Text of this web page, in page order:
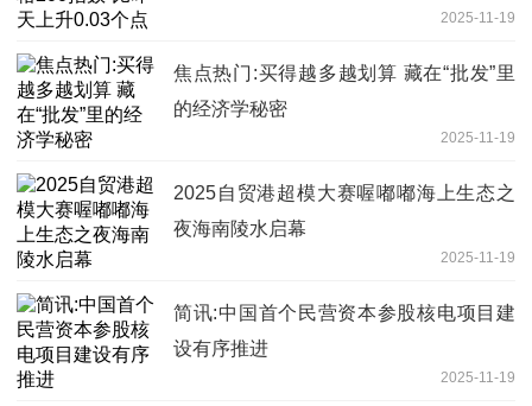
2025-11-19
焦点热门:买得越多越划算 藏在“批发”里
的经济学秘密
2025-11-19
2025自贸港超模大赛喔嘟嘟海上生态之
夜海南陵水启幕
2025-11-19
简讯:中国首个民营资本参股核电项目建
设有序推进
2025-11-19